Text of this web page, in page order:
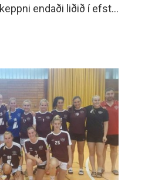
endaði liðið í efsta
liðinu sigruðu í
B-liðið varð í fjórða sæti
urðu í öðru sæti og B-